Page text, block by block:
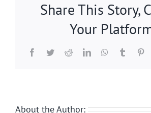
Share This Story,
Your
Facebook
TwitterRedditLinkedInWhatsApp
Tumblr
About the Author: